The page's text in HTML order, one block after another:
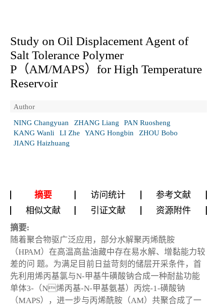
Study on Oil Displacement Agent of
Salt Tolerance Polymer
P（AM/MAPS）for High Temperature
Reservoir
Author
NING Changyuan
ZHANG Liang
PAN Ruosheng
KANG Wanli
LI Zhe YANG Hongbin
ZHOU Bobo
JIANG Haizhuang
摘要 访问统计
参考文献
相似文献
引证文献 资源附件
摘要:
随着聚合物驱广泛应用，部分水解聚丙烯酰胺
（HPAM）在高温高盐油藏中存在易水解、增黏能力较
差的问 题。为满足目前日益苛刻的储层开采条件，首
先利用烯丙基氯与N-甲基牛磺酸钠合成一种耐盐功能
单体3-（N烯丙基-N-甲基氨基）丙烷-1-磺酸钠
（MAPS），进一步与丙烯酰胺（AM）共聚合成了一